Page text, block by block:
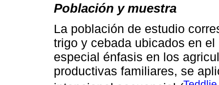
Población y muestra
La población de estudio
trigo y cebada ubicados en
especial énfasis en los
productivas familiares, se